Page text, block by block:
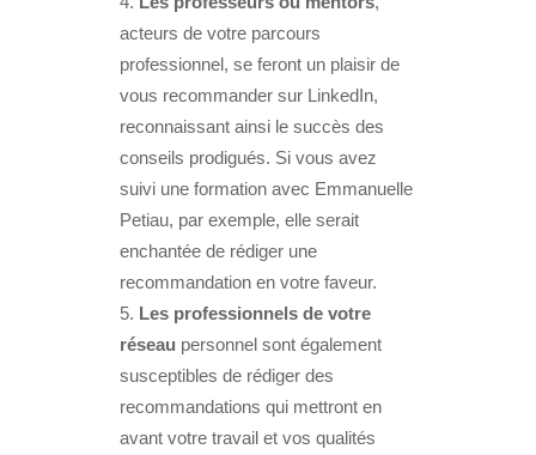
acteurs de votre parcours
professionnel, se feront un plaisir de
vous recommander sur LinkedIn,
reconnaissant ainsi le succès des
conseils prodigués. Si vous avez
suivi une formation avec Emmanuelle
Petiau, par exemple, elle serait
enchantée de rédiger une
recommandation en votre faveur.
Les professionnels de votre
réseau personnel sont également
susceptibles de rédiger des
recommandations qui mettront en
avant votre travail et vos qualités